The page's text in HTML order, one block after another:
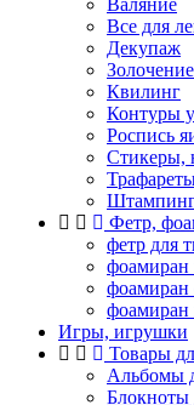
Валяние
Все для
Декупаж
Квилинг
Контуры
Роспись
Стикеры,
Фетр,
фетр для
фоамиран
фоамиран
фоамиран
Игры, игрушки
Товары
Альбомы
Блокноты